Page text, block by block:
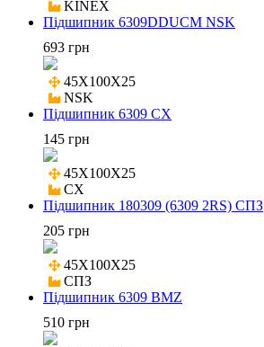
KINEX
Підшипник 6309DDUCM NSK
693 грн
45X100X25
NSK
Підшипник 6309 CX
145 грн
45X100X25
CX
Підшипник 180309 (6309 2RS) СПЗ
205 грн
45X100X25
СПЗ
Підшипник 6309 BMZ
510 грн